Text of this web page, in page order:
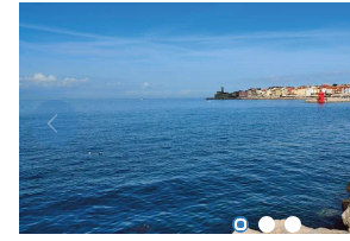
Start
Bus mieten
Gutscheinshop
Über bus dich weg!
Radio!